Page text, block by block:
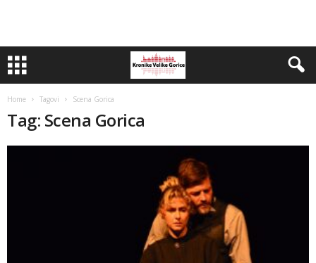
Home Tagovi Scena Gorica
Tag: Scena Gorica